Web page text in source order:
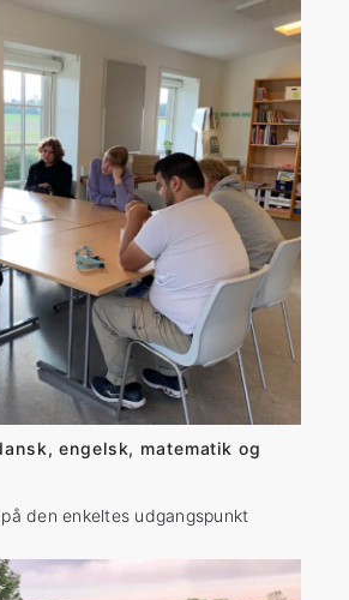
engelsk, matematik og
på den enkeltes udgangspunkt